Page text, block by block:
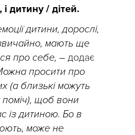
дитину / дітей.
дитини, дорослі,
мають ще
про себе, – додає
просити про
(а близькі можуть
щоб вони
із дитиною. Бо в
може не